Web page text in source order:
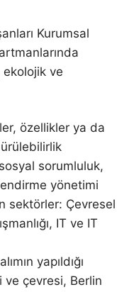
Kurumsal
ve
özellikler ya da
sorumluluk,
yönetimi
sektörler: Çevresel
IT ve IT
yapıldığı
ve çevresi, Berlin